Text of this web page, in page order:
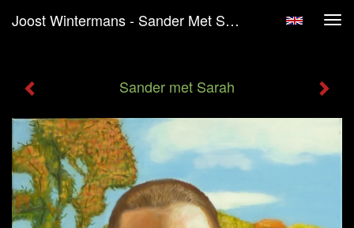
Joost Wintermans - Sander Met Sarah
Sander met Sarah